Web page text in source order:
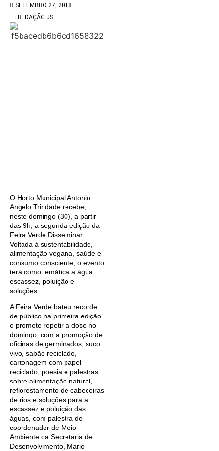
SETEMBRO 27, 2018
REDAÇÃO JS
O Horto Municipal Antonio
Angelo Trindade recebe,
neste domingo (30), a partir
das 9h, a segunda edição da
Feira Verde Disseminar.
Voltada à sustentabilidade,
alimentação vegana, saúde e
consumo consciente, o evento
terá como temática a água:
escassez, poluição e
soluções.
A Feira Verde bateu recorde
de público na primeira edição
e promete repetir a dose no
domingo, com a promoção de
oficinas de germinados, suco
vivo, sabão reciclado,
cartonagem com papel
reciclado, poesia e palestras
sobre alimentação natural,
reflorestamento de cabeceiras
de rios e soluções para a
escassez e poluição das
águas, com palestra do
coordenador de Meio
Ambiente da Secretaria de
Desenvolvimento, Mario